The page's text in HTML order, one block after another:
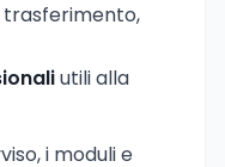
trasferimento,
utili alla
i moduli e